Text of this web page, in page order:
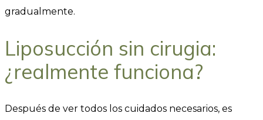
gradualmente.
Liposucción sin cirugia:
¿realmente funciona?
Después de ver todos los cuidados necesarios, es